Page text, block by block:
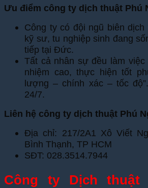
Ưu điểm công ty dịch thuật Phú
Công ty có đội ngũ biên
kỹ sư, tu nghiệp sinh đang
tiếp tại Đức.
Tất cả nhân sự đều làm
nhiệm cao, thực hiện tốt
lượng – chính xác – tốc
24/7.
Liên hệ công ty dịch thuật Phú
Địa chỉ: 217/2A1 Xô Viết
Bình Thạnh, TP HCM
SĐT: 028.3514.7944
Công ty Dịch thuật